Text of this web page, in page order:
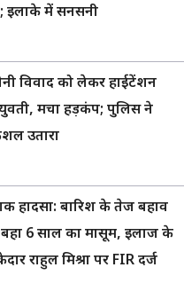
में सनसनी
विवाद को लेकर हाईटेंशन
मचा हड़कंप; पुलिस ने
उतारा
हादसा: बारिश के तेज बहाव
6 साल का मासूम, इलाज के
राहुल मिश्रा पर FIR दर्ज